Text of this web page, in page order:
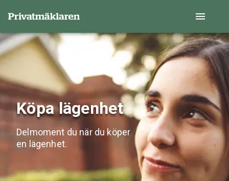
Köpa lägenhet
Delmoment du när du köper
en lägenhet.